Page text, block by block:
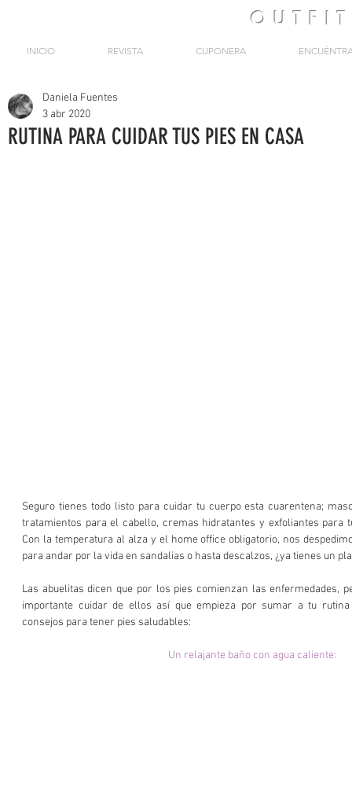
OUTFIT
INICIO REVISTA CUPONERA
RUTINA PARA CUIDAR TUS PIES EN CASA
Daniela Fuentes
3 abr 2020
Seguro tienes todo listo para cuidar tu cuerpo esta cuarentena;
tratamientos para el cabello, cremas hidratantes y exfoliantes para
Con la temperatura al alza y el home office obligatorio, nos
para andar por la vida en sandalias o hasta descalzos, ¿ya tienes un
Las abuelitas dicen que por los pies comienzan las enfermedades,
importante cuidar de ellos así que empieza por sumar a tu
consejos para tener pies saludables:
Un relajante baño con agua caliente: